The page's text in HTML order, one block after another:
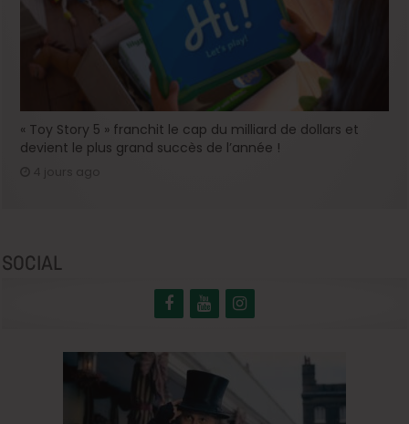
« Toy Story 5 » franchit le cap du milliard de dollars et
devient le plus grand succès de l’année !
SOCIAL